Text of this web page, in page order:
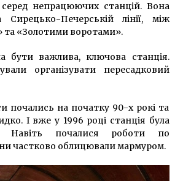
З вечора 12 до ранку 14 жовтня
рух проспектом Перемоги для
фрагменту Шулявського
Київщини затримали чоловіка,
років ago
Києва підприємці, що протестують,
Кабмін на карантин (ФОТО)
непрацюючих станцій. Вона
Сирецько-Печерській лінії, між
та «Золотими воротами».
бути важлива, ключова станція.
організувати пересадковий
почались на початку 90-х рокі та
І вже у 1996 році станція була
Навіть почалися роботи по
частково облицювали мармуром.